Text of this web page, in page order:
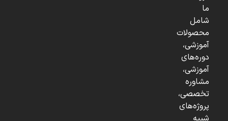
ما
شامل
محصولات
آموزشی،
دوره‌های
آموزشی،
مشاوره
تخصصی،
پروژه‌های
شبیه